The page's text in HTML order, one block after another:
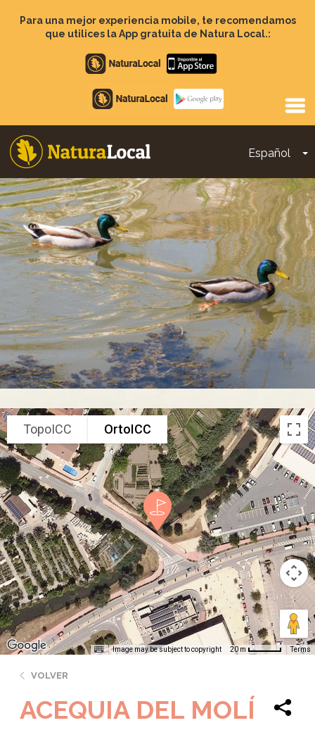
contenido
Para una mejor experiencia mobile, te recomendamos
que utilices la App gratuita de Natura Local.:
Apple
store
Google
Play
Español
Main
navigation
TopoICC OrtoICC
Image may be subject to copyright 20 m Terms
VOLVER
ACEQUIA DEL MOLÍ